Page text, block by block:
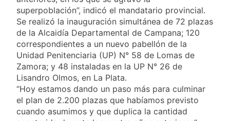
buscan ayuda pide
alimentos, dinero o
trabajo
Economía en dos
velocidades
2 Días Atrás
Lionel Messi llegará a
Rosario para
despedir a su padre
Jorge Messi
2 Días Atrás
Murió Jorge Messi,
padre de Lionel
Messi, a los 68 años
2 Días Atrás
Thiago Medina fue
imputado
superpoblación”, indicó el mandatario provincial.
Se realizó la inauguración simultánea de 72 plazas
de la Alcaidía Departamental de Campana; 120
correspondientes a un nuevo pabellón de la
Unidad Penitenciaria (UP) N° 58 de Lomas de
Zamora; y 48 instaladas en la UP N° 26 de
Lisandro Olmos, en La Plata.
“Hoy estamos dando un paso más para culminar
el plan de 2.200 plazas que habíamos previsto
cuando asumimos y que duplica la cantidad